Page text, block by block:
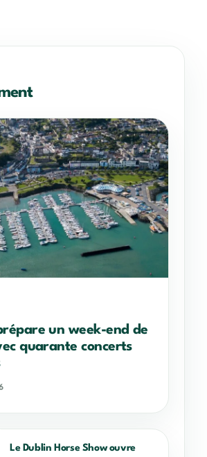
un week-end de
quarante concerts
Le Dublin Horse Show ouvre